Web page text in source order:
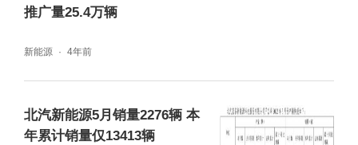
推广量25.4万辆
新能源 4年前
北汽新能源5月销量2276辆 本
年累计销量仅13413辆